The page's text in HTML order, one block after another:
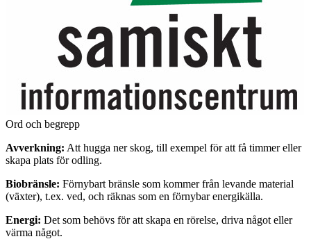
Ord och begrepp
Avverkning: Att hugga ner skog, till exempel för att få timmer eller
skapa plats för odling.
Biobränsle: Förnybart bränsle som kommer från levande material
(växter), t.ex. ved, och räknas som en förnybar energikälla.
Energi: Det som behövs för att skapa en rörelse, driva något eller
värma något.